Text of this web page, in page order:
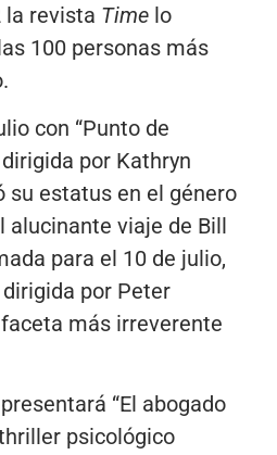
la revista Time lo
100 personas más
con “Punto de
por Kathryn
su estatus en el género
alucinante viaje de Bill
para el 10 de julio,
por Peter
más irreverente
“El abogado
psicológico